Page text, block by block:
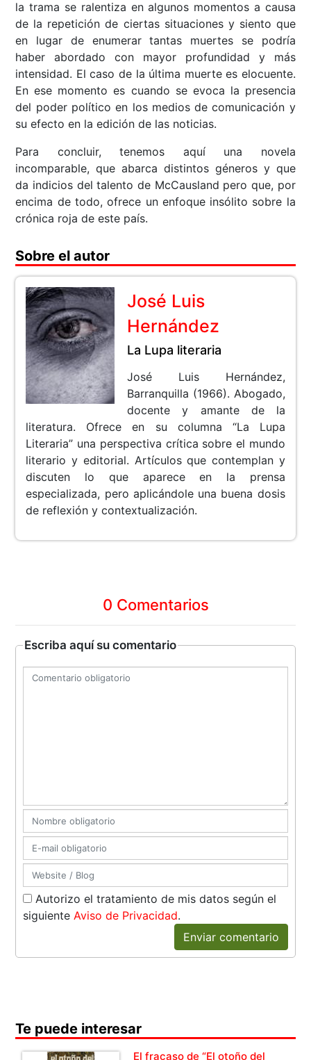
la trama se ralentiza en algunos momentos a causa
de la repetición de ciertas situaciones y siento que
en lugar de enumerar tantas muertes se podría
haber abordado con mayor profundidad y más
intensidad. El caso de la última muerte es elocuente.
En ese momento es cuando se evoca la presencia
del poder político en los medios de comunicación y
su efecto en la edición de las noticias.
Para concluir, tenemos aquí una novela
incomparable, que abarca distintos géneros y que
da indicios del talento de McCausland pero que, por
encima de todo, ofrece un enfoque insólito sobre la
crónica roja de este país.
Sobre el autor
José Luis
Hernández
La Lupa literaria
José Luis Hernández,
Barranquilla (1966). Abogado,
docente y amante de la
literatura. Ofrece en su columna “La Lupa
Literaria” una perspectiva crítica sobre el mundo
literario y editorial. Artículos que contemplan y
discuten lo que aparece en la prensa
especializada, pero aplicándole una buena dosis
de reflexión y contextualización.
0 Comentarios
Escriba aquí su comentario
Autorizo el tratamiento de mis datos según el
siguiente Aviso de Privacidad.
Enviar comentario
Te puede interesar
El fracaso de “El otoño del